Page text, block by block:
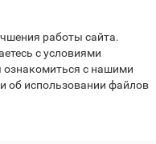
работы сайта.
с условиями
с нашими
об использовании файлов